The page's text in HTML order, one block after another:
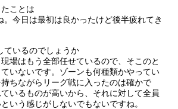
ことは
。今日は最初は良かったけど後半疲れてき
いるのでしょうか
場はもう全部任せているので、そこのと
いないです。ゾーンも何種類かやってい
ちながらリーグ戦に入ったのは確かで
いるものが高いから、それに対して全員
いう感じがしないでもないですね。